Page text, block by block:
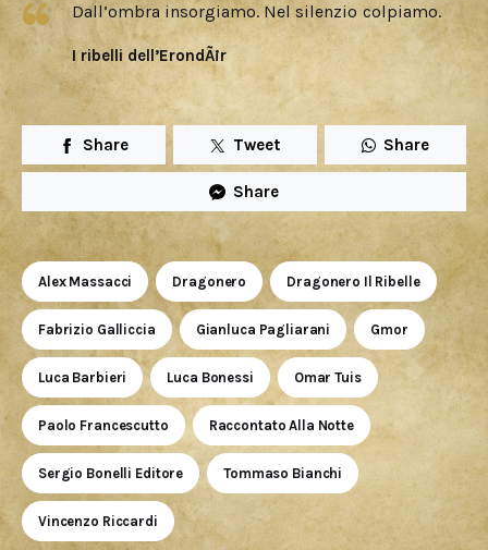
Dall’ombra insorgiamo. Nel silenzio colpiamo.
I ribelli dell’ErondÃ¡r
Share Tweet Share
Share
Alex Massacci Dragonero Dragonero Il Ribelle
Fabrizio Galliccia Gianluca Pagliarani Gmor
Luca Barbieri Luca Bonessi Omar Tuis
Paolo Francescutto Raccontato Alla Notte
Sergio Bonelli Editore Tommaso Bianchi
Vincenzo Riccardi